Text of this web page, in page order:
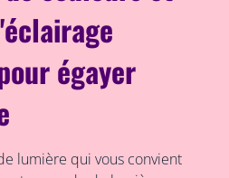
égayer
lumière qui vous convient